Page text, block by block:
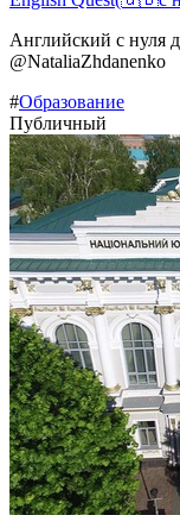
Английский с нуля
@NataliaZhdanenko
#Образование
Публичный